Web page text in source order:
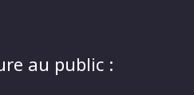
au public :